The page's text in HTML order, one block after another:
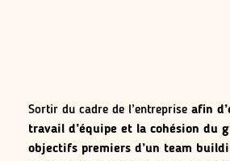
Sortir du cadre de l’entreprise afin
travail d’équipe et la cohésion du
objectifs premiers d’un team